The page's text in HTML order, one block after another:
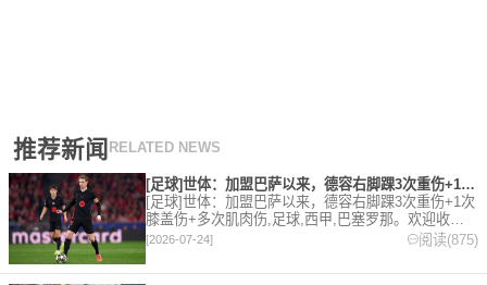
推荐新闻 RELATED NEWS
[足球]世体：加盟巴萨以来，德容右脚踝3次重伤+1次膝盖伤+
[足球]世体：加盟巴萨以来，德容右脚踝3次重伤+1次
膝盖伤+多次肌肉伤,足球,西甲,巴塞罗那。欢迎收藏
本站，24小时为你更新最新的足球，篮球体育资讯。
[2026-07-24] 阅读(875)